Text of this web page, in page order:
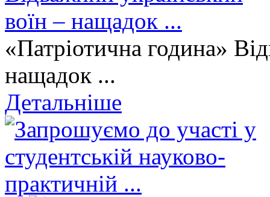
«Патріотична година»
нащадок ...
Детальніше